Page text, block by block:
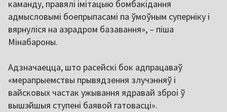
каманду, правялі імітацыю бомбакідання
адмысловымі боепрыпасамі па ўмоўным суперніку і
вярнуліся на аэрадром базавання», – піша
Мінабароны.
Адзначаецца, што расейскі бок адпрацаваў
«мерапрыемствы прывядзення злучэнняў і
вайсковых частак ужывання ядравай зброі ў
вышэйшыя ступені баявой гатовасці».